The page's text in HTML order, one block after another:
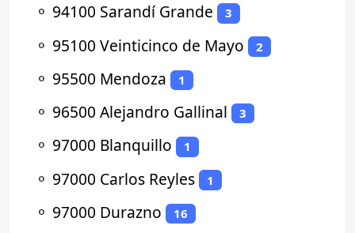
⚬ 94100 Sarandí Grande 3
⚬ 95100 Veinticinco de Mayo 2
⚬ 95500 Mendoza 1
⚬ 96500 Alejandro Gallinal 3
⚬ 97000 Blanquillo 1
⚬ 97000 Carlos Reyles 1
⚬ 97000 Durazno 16